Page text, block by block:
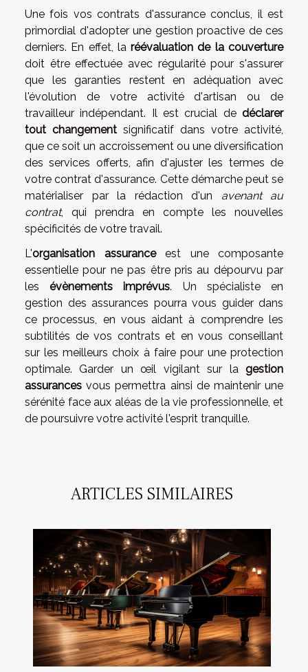
Une fois vos contrats d'assurance conclus, il est
primordial d'adopter une gestion proactive de ces
derniers. En effet, laréévaluation de la couverture
doit être effectuée avec régularité pour s'assurer
que les garanties restent en adéquation avec
l'évolution de votre activité d'artisan ou de
travailleur indépendant. Il est crucial de déclarer
tout changement significatif dans votre activité,
que ce soit un accroissement ou une diversification
des services offerts, afin d'ajuster les termes de
votre contrat d'assurance. Cette démarche peut se
matérialiser par la rédaction d'un avenant au
contrat, qui prendra en compte les nouvelles
spécificités de votre travail.
L'organisation assuranceest une composante
essentielle pour ne pas être pris au dépourvu par
lesévènements imprévus. Un spécialiste en
gestion des assurances pourra vous guider dans
ce processus, en vous aidant à comprendre les
subtilités de vos contrats et en vous conseillant
sur les meilleurs choix à faire pour une protection
optimale. Garder un œil vigilant sur la gestion
assurances vous permettra ainsi de maintenir une
sérénité face aux aléas de la vie professionnelle, et
de poursuivre votre activité l'esprit tranquille.
ARTICLES SIMILAIRES